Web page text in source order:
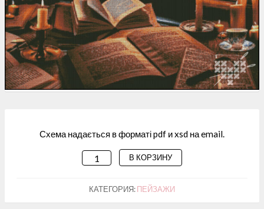
Схема надається в форматі pdf и xsd на email.
КОЛИЧЕСТВО
СХЕМА
ДЛЯ
В КОРЗИНУ
КАТЕГОРИЯ:ПЕЙЗАЖИ